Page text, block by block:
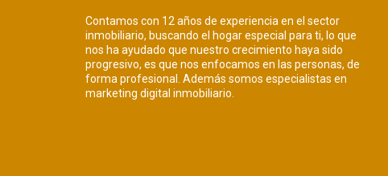
Contamos con 12 años de experiencia en el sector
inmobiliario, buscando el hogar especial para ti, lo que
nos ha ayudado que nuestro crecimiento haya sido
progresivo, es que nos enfocamos en las personas, de
forma profesional. Además somos especialistas en
marketing digital inmobiliario.